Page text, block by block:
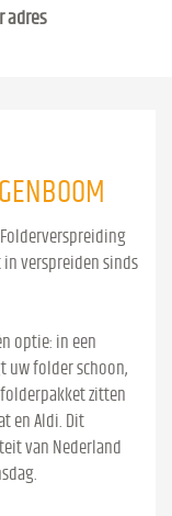
adres
verspreiden sinds
optie: in een
uw folder schoon,
zitten
en Aldi. Dit
van Nederland